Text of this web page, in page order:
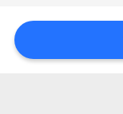
উদ্ধৃতির
জন্য